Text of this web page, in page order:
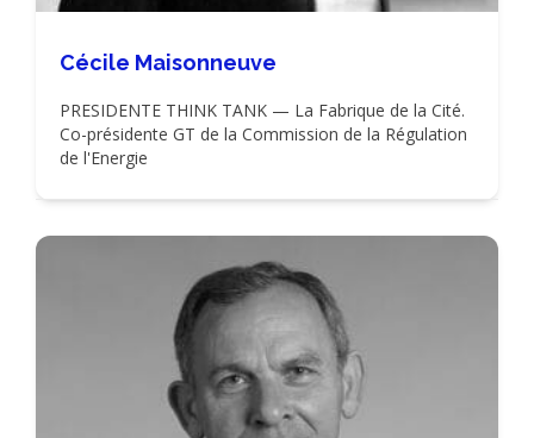
Cécile Maisonneuve
PRESIDENTE THINK TANK — La Fabrique de la Cité.
Co-présidente GT de la Commission de la Régulation
de l'Energie